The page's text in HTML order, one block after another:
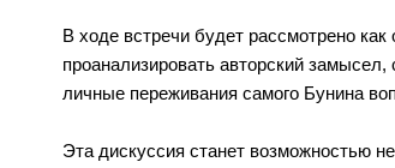
В ходе встречи будет рассмотрено
проанализировать авторский
личные переживания самого Бунина
Эта дискуссия станет возможностью